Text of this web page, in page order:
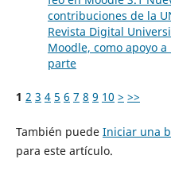
contribuciones de la
Revista Digital
Moodle, como apoyo
parte
1 2 3 4 5 6 7 8 9 10 > >>
También puede Iniciar una
para este artículo.